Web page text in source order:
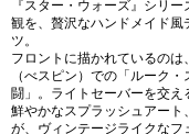
『スター・ウォーズ』シリ
観を、贅沢なハンドメイド風
ツ。
フロントに描かれているの
（べスピン）での「ルーク
闘」。ライトセーバーを交
鮮やかなスプラッシュアー
が、ヴィンテージライクなフ